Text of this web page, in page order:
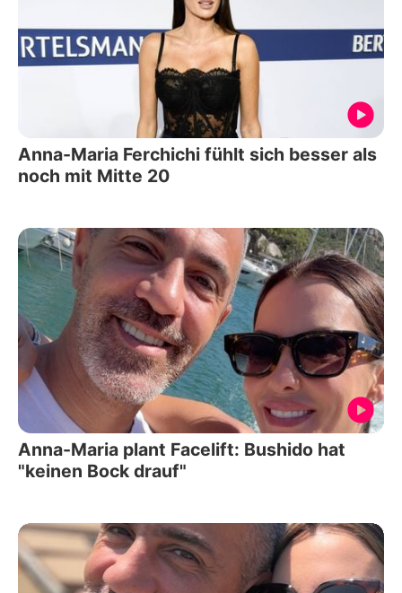
Anna-Maria Ferchichi fühlt sich besser als
noch mit Mitte 20
Anna-Maria plant Facelift: Bushido hat
"keinen Bock drauf"